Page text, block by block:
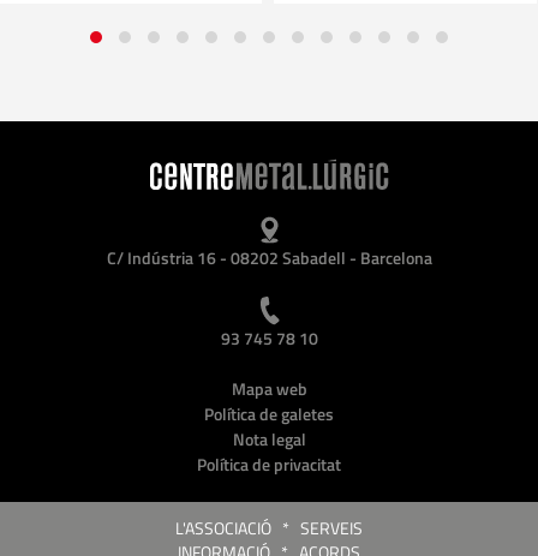
C/ Indústria 16 - 08202 Sabadell - Barcelona
93 745 78 10
Mapa web
Política de galetes
Nota legal
Política de privacitat
L'ASSOCIACIÓ * SERVEIS